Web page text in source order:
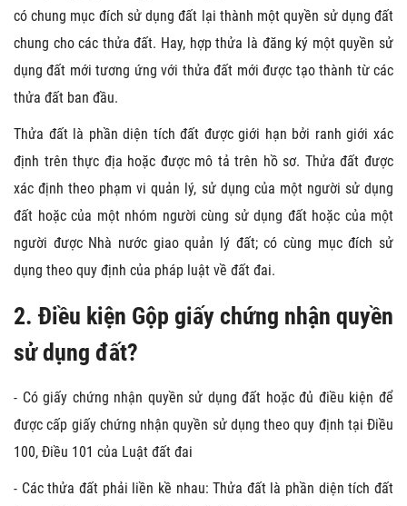
có chung mục đích sử dụng đất lại thành một quyền sử dụng đất
chung cho các thửa đất. Hay, hợp thửa là đăng ký một quyền sử
dụng đất mới tương ứng với thửa đất mới được tạo thành từ các
thửa đất ban đầu.
Thửa đất là phần diện tích đất được giới hạn bởi ranh giới xác
định trên thực địa hoặc được mô tả trên hồ sơ. Thửa đất được
xác định theo phạm vi quản lý, sử dụng của một người sử dụng
đất hoặc của một nhóm người cùng sử dụng đất hoặc của một
người được Nhà nước giao quản lý đất; có cùng mục đích sử
dụng theo quy định của pháp luật về đất đai.
2. Điều kiện Gộp giấy chứng nhận quyền
sử dụng đất?
- Có giấy chứng nhận quyền sử dụng đất hoặc đủ điều kiện để
được cấp giấy chứng nhận quyền sử dụng theo quy định tại Điều
100, Điều 101 của Luật đất đai
- Các thửa đất phải liền kề nhau: Thửa đất là phần diện tích đất